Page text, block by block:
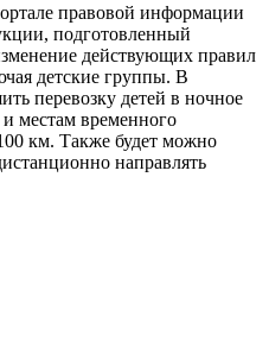
правовой информации
подготовленный
действующих правил
детские группы. В
перевозку детей в ночное
местам временного
км. Также будет можно
направлять